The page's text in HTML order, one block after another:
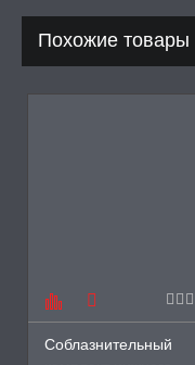
Похожие товары
Соблазнительный